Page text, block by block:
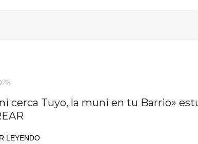
Tuyo, la muni en tu Barrio» estuvo escuchando a los
LEYENDO